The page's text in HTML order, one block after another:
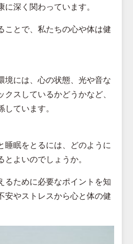
に深く関わっています。
ことで、私たちの心や体は健
境には、心の状態、光や音な
クスしているかどうかなど、
しています。
睡眠をとるには、どのように
とよいのでしょうか。
るために必要なポイントを知
安やストレスから心と体の健